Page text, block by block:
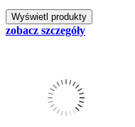
zobacz szczegóły